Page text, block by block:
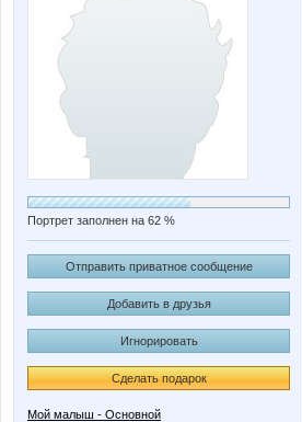
Портрет заполнен на 62 %
Отправить приватное сообщение
Добавить в друзья
Игнорировать
Сделать подарок
Мой малыш - Основной